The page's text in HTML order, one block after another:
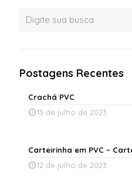
Postagens Recentes
Crachá PVC
13 de julho de 2023
Carteirinha em PVC –
12 de julho de 2023